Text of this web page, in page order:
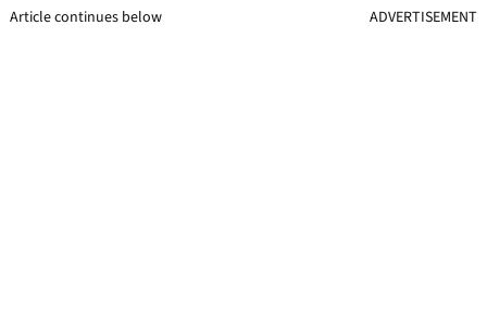
Article continues below ADVERTISEMENT